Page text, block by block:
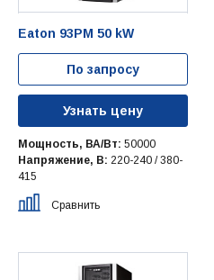
Eaton 93PM 50 kW
По запросу
Узнать цену
Мощность, ВА/Вт: 50000
Напряжение, В: 220-240 / 380-
415
Сравнить